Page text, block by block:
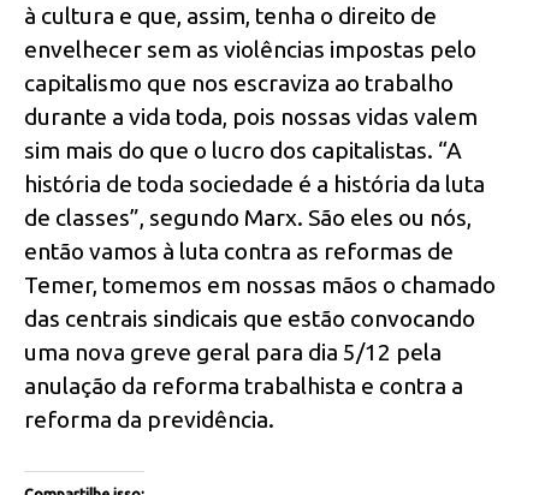
à cultura e que, assim, tenha o direito de
envelhecer sem as violências impostas pelo
capitalismo que nos escraviza ao trabalho
durante a vida toda, pois nossas vidas valem
sim mais do que o lucro dos capitalistas. “A
história de toda sociedade é a história da luta
de classes”, segundo Marx. São eles ou nós,
então vamos à luta contra as reformas de
Temer, tomemos em nossas mãos o chamado
das centrais sindicais que estão convocando
uma nova greve geral para dia 5/12 pela
anulação da reforma trabalhista e contra a
reforma da previdência.